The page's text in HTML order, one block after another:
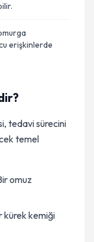
erişkinlerde
tedavi sürecini
temel
omuz
kürek kemiği